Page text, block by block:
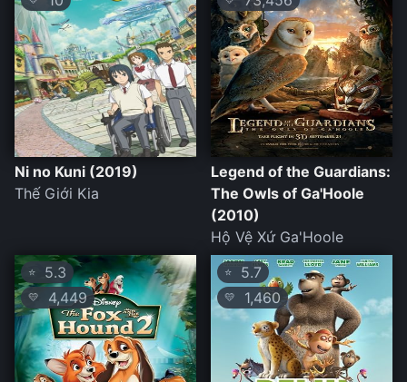
Ni no Kuni (2019)
Thế Giới Kia
Legend of the Guardians:
The Owls of Ga'Hoole
(2010)
Hộ Vệ Xứ Ga'Hoole
⭐ 5.3
💛 4,449
⭐ 5.7
💛 1,460